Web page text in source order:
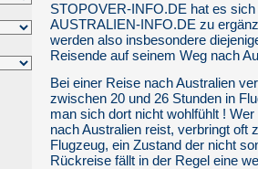
STOPOVER-INFO.DE hat es
AUSTRALIEN-INFO.DE zu
werden also insbesondere
Reisende auf seinem Weg nach
Bei einer Reise nach Australien
zwischen 20 und 26 Stunden in
man sich dort nicht wohlfühlt !
nach Australien reist, verbringt oft
Flugzeug, ein Zustand der nicht
Rückreise fällt in der Regel eine